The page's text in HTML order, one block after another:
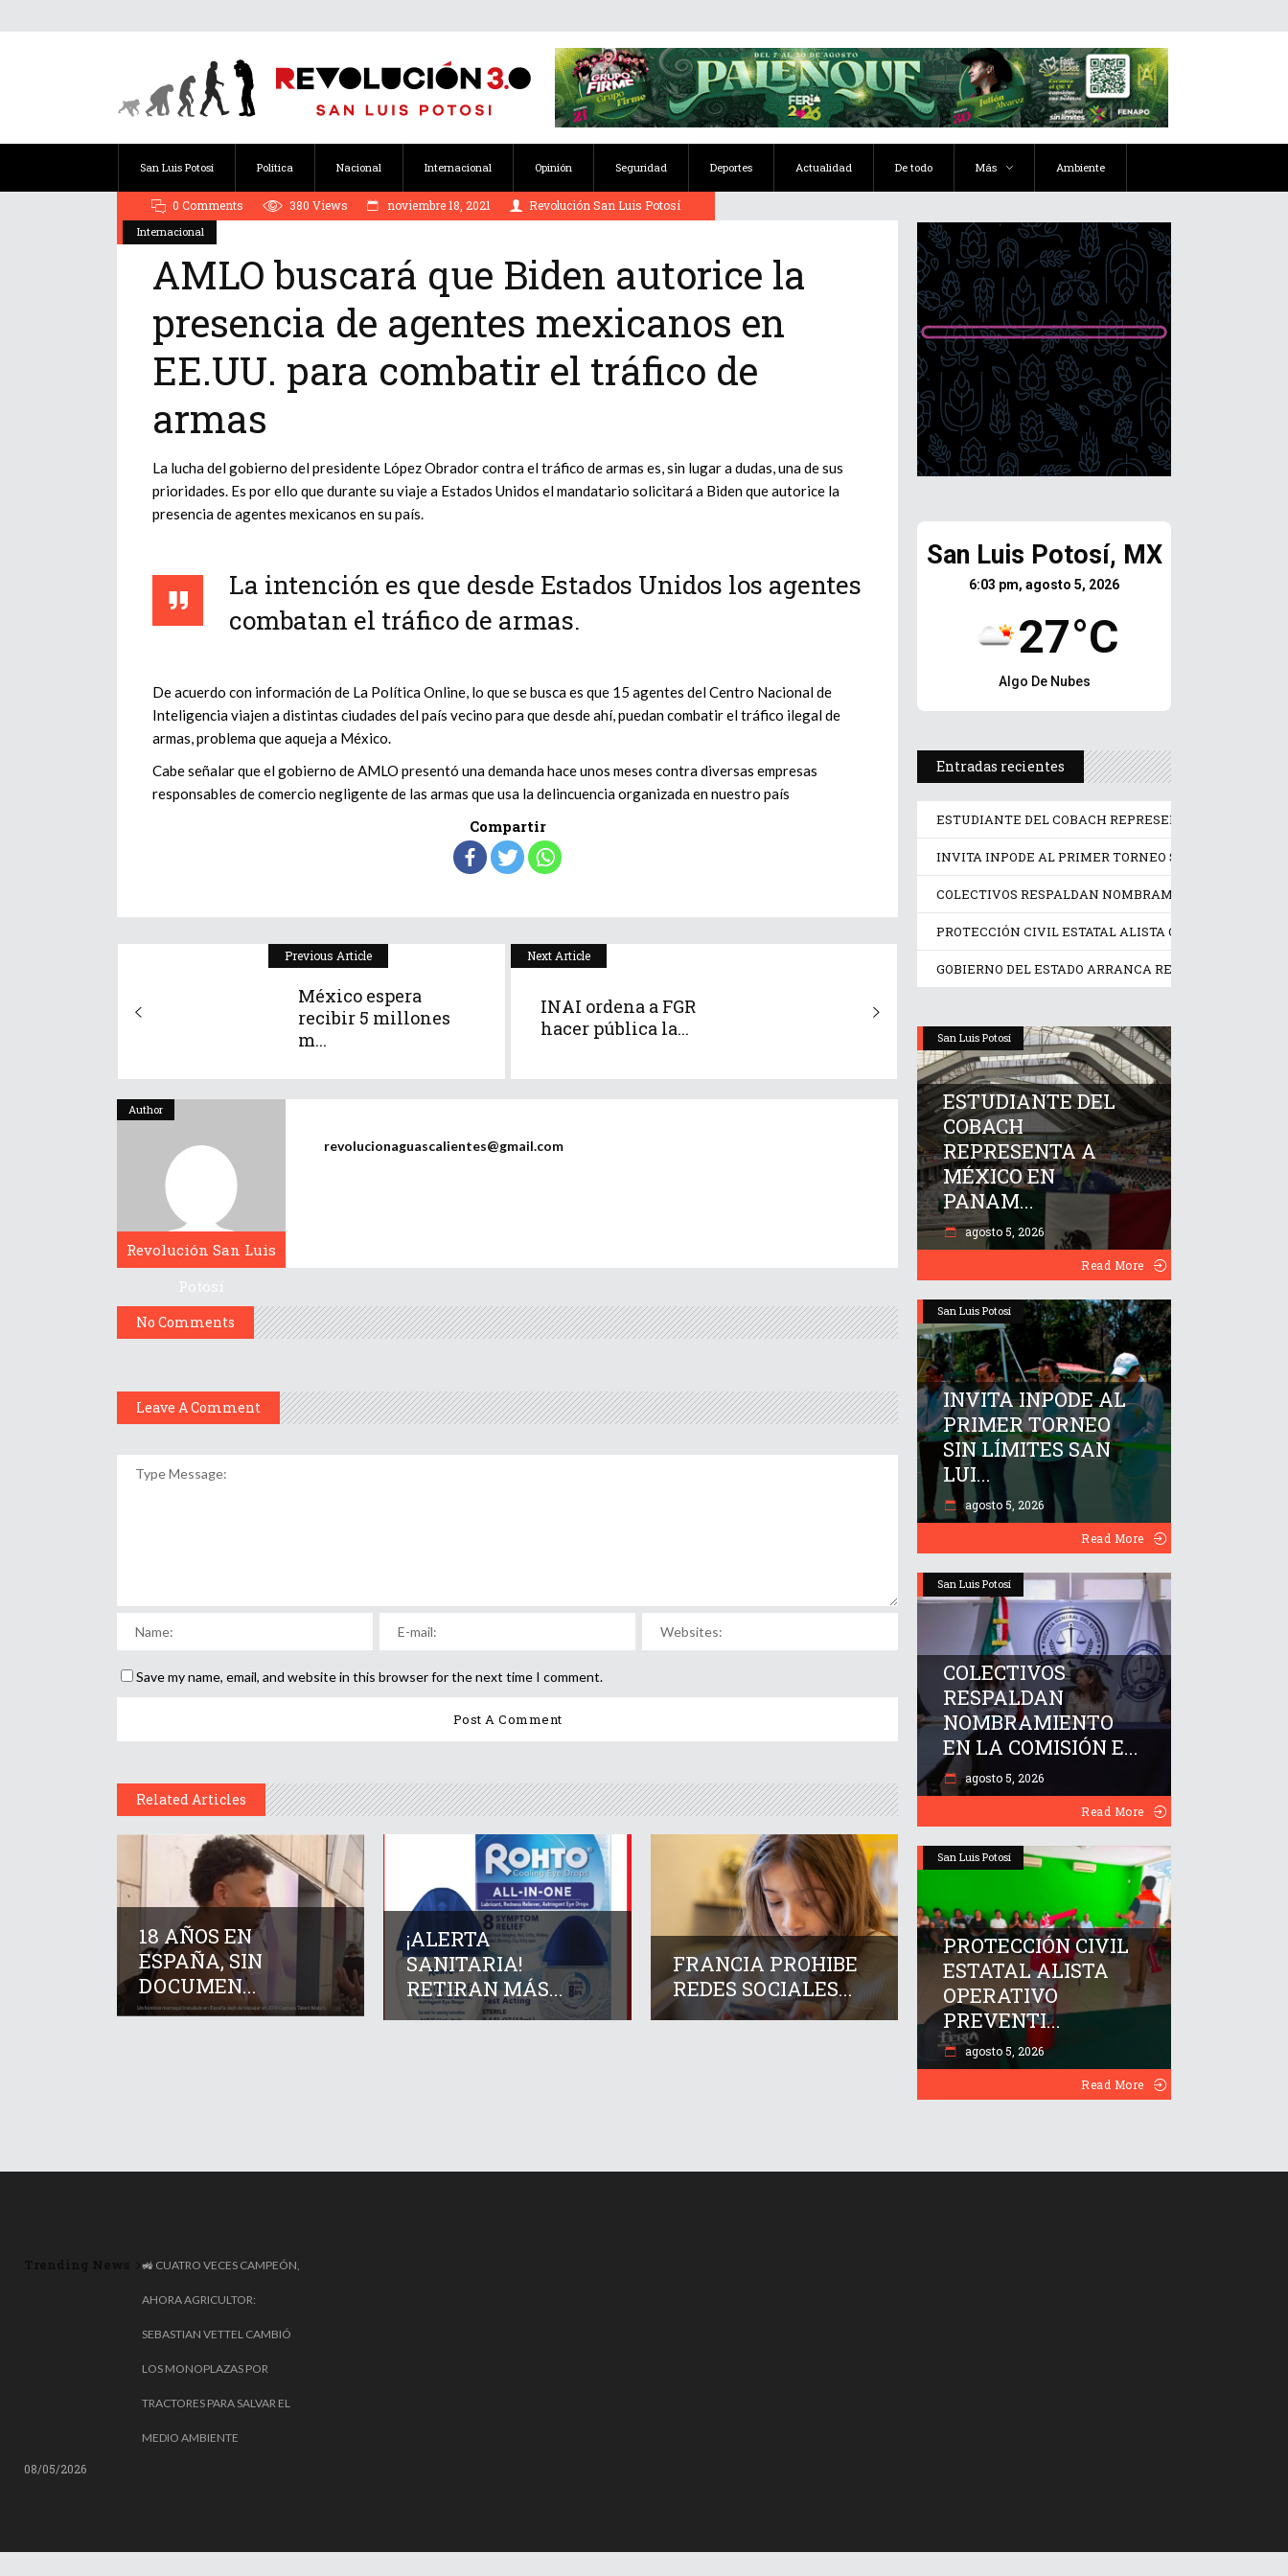
San Luis Potosí Política Nacional Internacional Opinión Seguridad Deportes Actualidad De todo Más Ambiente
Internacional
0 Comments 380 Views noviembre 18, 2021 Revolución San Luis Potosí
AMLO buscará que Biden autorice la
presencia de agentes mexicanos en
EE.UU. para combatir el tráfico de
armas
La lucha del gobierno del presidente López Obrador contra el tráfico de armas es, sin lugar a dudas, una de sus
prioridades. Es por ello que durante su viaje a Estados Unidos el mandatario solicitará a Biden que autorice la
presencia de agentes mexicanos en su país.
La intención es que desde Estados Unidos los agentes
combatan el tráfico de armas.
De acuerdo con información de La Política Online, lo que se busca es que 15 agentes del Centro Nacional de
Inteligencia viajen a distintas ciudades del país vecino para que desde ahí, puedan combatir el tráfico ilegal de
armas, problema que aqueja a México.
Cabe señalar que el gobierno de AMLO presentó una demanda hace unos meses contra diversas empresas
responsables de comercio negligente de las armas que usa la delincuencia organizada en nuestro país
Compartir
Previous Article
México espera
recibir 5 millones
m...
Next Article
INAI ordena a FGR
hacer pública la...
Author
Revolución San Luis
Potosí
revolucionaguascalientes@gmail.com
No Comments
Leave A Comment
Save my name, email, and website in this browser for the next time I comment.
Related Articles
18 AÑOS EN
ESPAÑA, SIN
DOCUMEN...
¡ALERTA
SANITARIA!
RETIRAN MÁS...
FRANCIA PROHIBE
REDES SOCIALES...
San Luis Potosí, MX
6:03 pm, agosto 5, 2026
27°C
Algo De Nubes
Entradas recientes
ESTUDIANTE DEL COBACH REPRESENTA A MÉXICO
INVITA INPODE AL PRIMER TORNEO SIN LÍMITES SAN
COLECTIVOS RESPALDAN NOMBRAMIENTO EN LA
PROTECCIÓN CIVIL ESTATAL ALISTA OPERATIVO
GOBIERNO DEL ESTADO ARRANCA REPOBLAMIENTO
San Luis Potosí
ESTUDIANTE DEL
COBACH
REPRESENTA A
MÉXICO EN
PANAM...
agosto 5, 2026
Read More
San Luis Potosí
INVITA INPODE AL
PRIMER TORNEO
SIN LÍMITES SAN
LUI...
agosto 5, 2026
Read More
San Luis Potosí
COLECTIVOS
RESPALDAN
NOMBRAMIENTO
EN LA COMISIÓN E...
agosto 5, 2026
Read More
San Luis Potosí
PROTECCIÓN CIVIL
ESTATAL ALISTA
OPERATIVO
PREVENTI...
agosto 5, 2026
Read More
🚜 CUATRO VECES CAMPEÓN,
AHORA AGRICULTOR:
SEBASTIAN VETTEL CAMBIÓ
LOS MONOPLAZAS POR
TRACTORES PARA SALVAR EL
MEDIO AMBIENTE
08/05/2026